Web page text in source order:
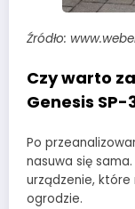
Źródło:
Czy warto
Genesis SP-
Po
nasuwa się
urządzenie,
ogrodzie.